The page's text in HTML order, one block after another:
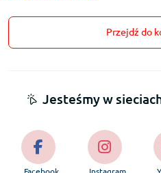
Przejdź do
Jesteśmy w